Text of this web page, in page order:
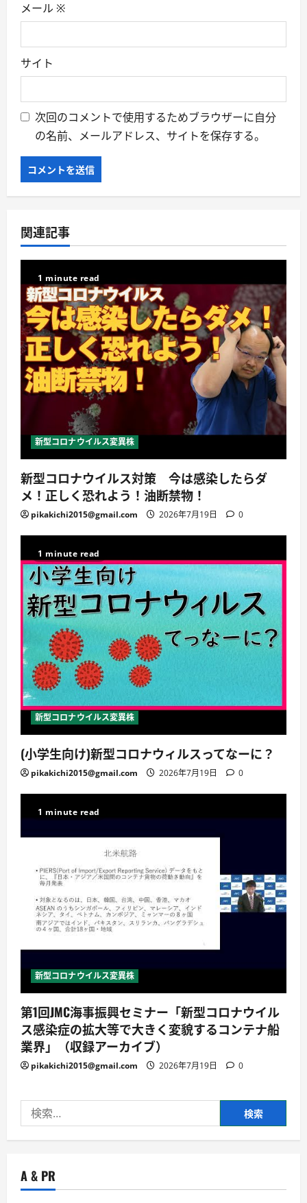
メール ※
サイト
次回のコメントで使用するためブラウザーに自分
の名前、メールアドレス、サイトを保存する。
関連記事
1 minute read
新型コロナウイルス変異株
新型コロナウイルス対策 今は感染したらダ
メ！正しく恐れよう！油断禁物！
pikakichi2015@gmail.com 2026年7月19日 0
1 minute read
新型コロナウイルス変異株
(小学生向け)新型コロナウィルスってなーに？
pikakichi2015@gmail.com 2026年7月19日 0
1 minute read
新型コロナウイルス変異株
第1回JMC海事振興セミナー「新型コロナウイル
ス感染症の拡大等で大きく変貌するコンテナ船
業界」（収録アーカイブ）
pikakichi2015@gmail.com 2026年7月19日 0
索:
A & PR